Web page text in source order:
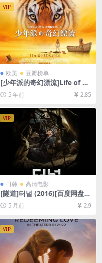
载][MP4/7.9GB][日语中字]
VIP
欧美 豆瓣榜单
[少年派的奇幻漂流]Life of Pi
(2012)[百度网盘+迅雷云盘资
源1080P超清][MP4/8.3GB]
5 年前 2.85
VIP
日韩 高清电影
[隧道]터널 (2016)[百度网盘
+夸克网盘1080P超清未删减
资源][网盘在线播放/下载][MP
4/8GB][中文字幕]
5 月前 2.9
VIP